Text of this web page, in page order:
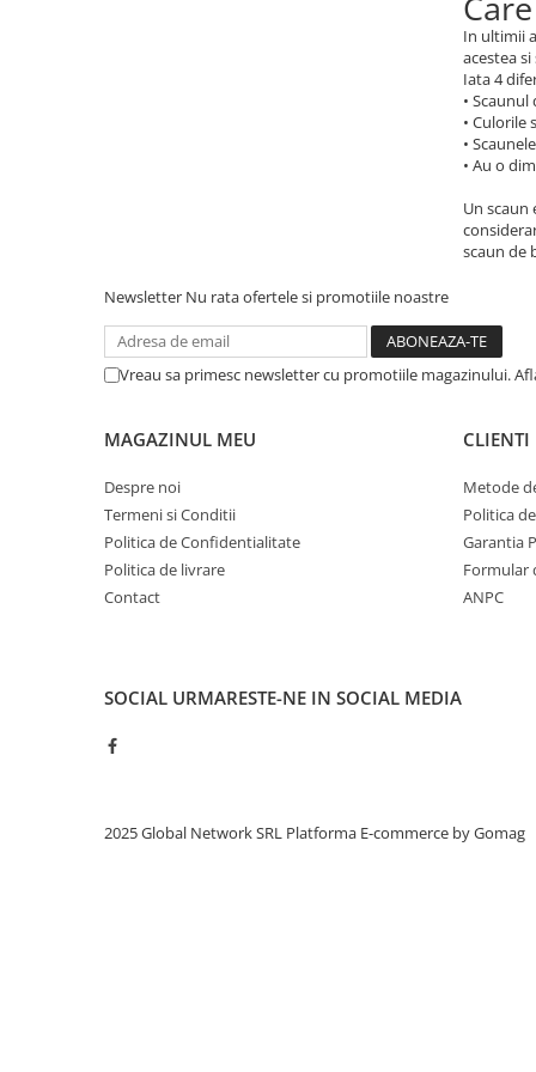
In ultimii
acestea
Iata 4
•
• Culorile
•
• Au o
Un
scaun de
Newsletter Nu rata ofertele si promotiile noastre
Vreau sa primesc newsletter cu promotiile magazinului.
MAGAZINUL MEU
Despre noi
Termeni si Conditii
Politica de Confidentialitate
Politica de livrare
Contact
CLIENTI
Metode
Politica
Garantia
Formular
ANPC
SOCIAL URMARESTE-NE IN SOCIAL MEDIA
2025 Global Network SRL Platforma E-commerce by Gomag